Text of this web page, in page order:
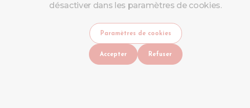
désactiver dans les paramètres de cookies.
Paramètres de cookies
Accepter Refuser